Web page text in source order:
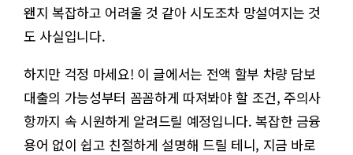
왠지 복잡하고 어려울 것 같아 시도조차 망설여지는 것
도 사실입니다.
하지만 걱정 마세요! 이 글에서는 전액 할부 차량 담보
대출의 가능성부터 꼼꼼하게 따져봐야 할 조건, 주의사
항까지 속 시원하게 알려드릴 예정입니다. 복잡한 금융
용어 없이 쉽고 친절하게 설명해 드릴 테니, 지금 바로